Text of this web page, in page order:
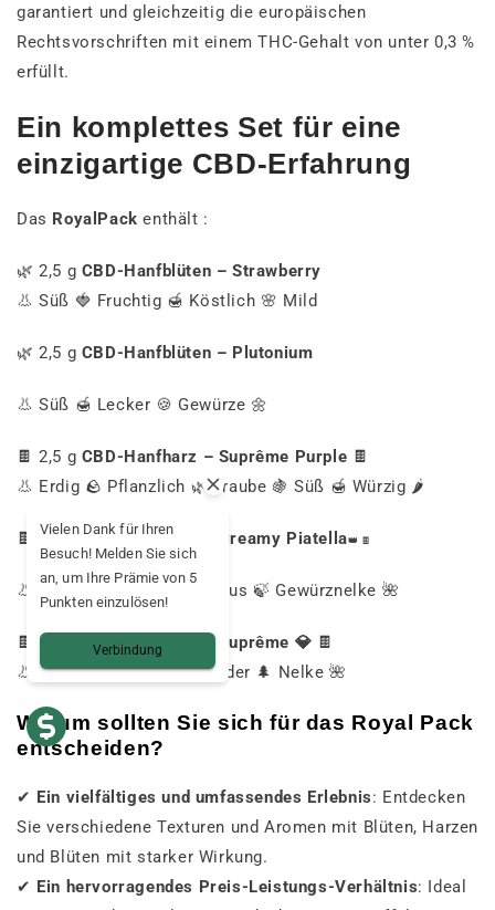
garantiert und gleichzeitig die europäischen
Rechtsvorschriften mit einem THC-Gehalt von unter 0,3 %
erfüllt.
Ein komplettes Set für eine
einzigartige CBD-Erfahrung
Das RoyalPackenthält :
🌿 2,5 g CBD-Hanfblüten – Strawberry
👃 Süß 🍓 Fruchtig 🍯 Köstlich 🌸 Mild
🌿 2,5 g CBD-Hanfblüten – Plutonium
👃 Süß 🍯 Lecker 🍪 Gewürze 🌼
🍫 2,5 g CBD-Hanfharz – Suprême Purple 🍫
👃 Erdig 🪨 Pflanzlich 🌿 Traube 🍇 Süß 🍯 Würzig 🌶️
🍫 2,5 g CBD-Hanfharz – Creamy Piatella👑 🍫
👃 Wilde Myrte 🌿 Eukalyptus 🍃 Gewürznelke 🌺
🍫 2,5 g CBD-Hanfharz – Suprême 💎 🍫
👃 Intensiv ⚡ Pfeffer 🧂 Zeder 🌲 Nelke 🌺
Warum sollten Sie sich für das Royal Pack
entscheiden?
✔ Ein vielfältiges und umfassendes Erlebnis: Entdecken
Sie verschiedene Texturen und Aromen mit Blüten, Harzen
und Blüten mit starker Wirkung.
✔ Ein hervorragendes Preis-Leistungs-Verhältnis: Ideal
Vielen Dank für Ihren
Besuch! Melden Sie sich
an, um Ihre Prämie von 5
Punkten einzulösen!
Verbindung